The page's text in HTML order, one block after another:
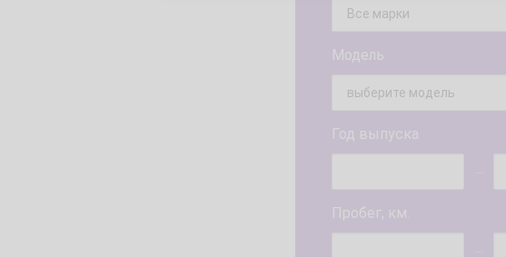
Модель
Год выпуска
...
Пробег, км.
...